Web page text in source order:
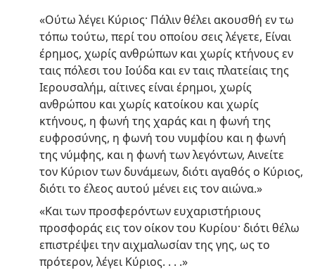
«Ούτω λέγει Κύριος· Πάλιν θέλει ακουσθή εν τω
τόπω τούτω, περί του οποίου σεις λέγετε, Είναι
έρημος, χωρίς ανθρώπων και χωρίς κτήνους εν
ταις πόλεσι του Ιούδα και εν ταις πλατείαις της
Ιερουσαλήμ, αίτινες είναι έρημοι, χωρίς
ανθρώπου και χωρίς κατοίκου και χωρίς
κτήνους, η φωνή της χαράς και η φωνή της
ευφροσύνης, η φωνή του νυμφίου και η φωνή
της νύμφης, και η φωνή των λεγόντων, Αινείτε
τον Κύριον των δυνάμεων, διότι αγαθός ο Κύριος,
διότι το έλεος αυτού μένει εις τον αιώνα.»
«Και των προσφερόντων ευχαριστήριους
προσφοράς εις τον οίκον του Κυρίου· διότι θέλω
επιστρέψει την αιχμαλωσίαν της γης, ως το
πρότερον, λέγει Κύριος. . . .»